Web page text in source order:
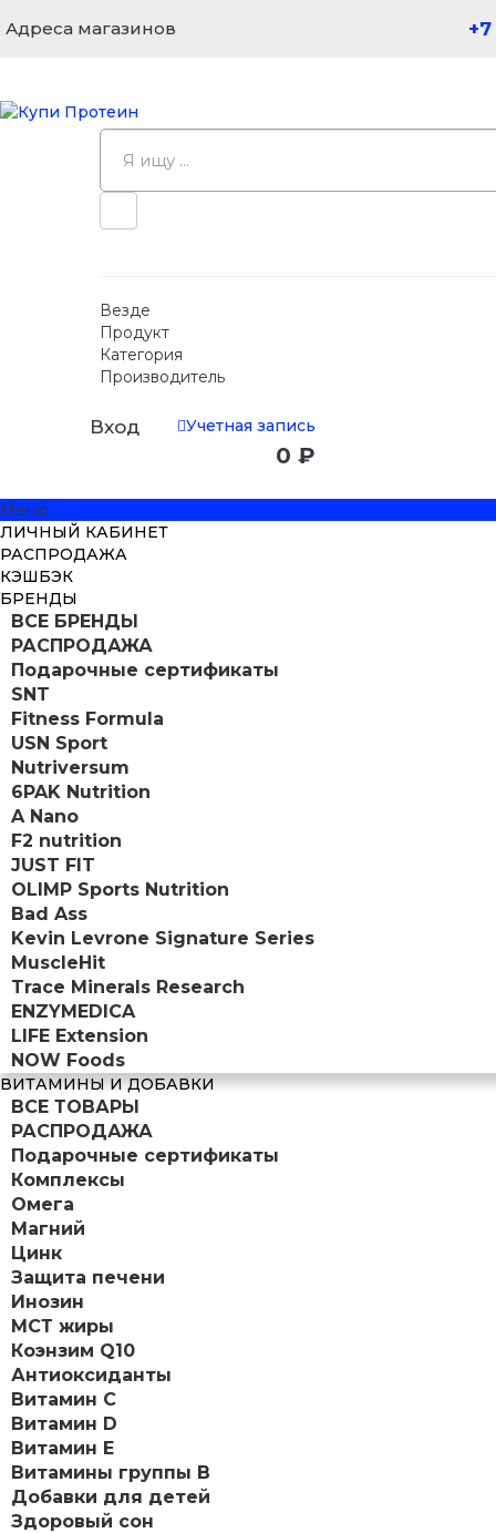
Адреса магазинов
Везде
Продукт
Категория
Производитель
Вход Учетная запись
0 ₽
Меню
ЛИЧНЫЙ КАБИНЕТ
РАСПРОДАЖА
КЭШБЭК
БРЕНДЫ
ВСЕ БРЕНДЫ
РАСПРОДАЖА
Подарочные сертификаты
SNT
Fitness Formula
USN Sport
Nutriversum
6PAK Nutrition
A Nano
F2 nutrition
JUST FIT
OLIMP Sports Nutrition
Bad Ass
Kevin Levrone Signature Series
MuscleHit
Trace Minerals Research
ENZYMEDICA
LIFE Extension
NOW Foods
ВИТАМИНЫ И ДОБАВКИ
ВСЕ ТОВАРЫ
РАСПРОДАЖА
Подарочные сертификаты
Комплексы
Омега
Магний
Цинк
Защита печени
Инозин
МСТ жиры
Коэнзим Q10
Антиоксиданты
Витамин С
Витамин D
Витамин Е
Витамины группы B
Добавки для детей
Здоровый сон